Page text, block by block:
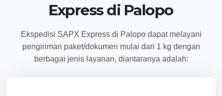
Express di Palopo
Ekspedisi SAPX Express di Palopo dapat melayani
pengiriman paket/dokumen mulai dari 1 kg dengan
berbagai jenis layanan, diantaranya adalah: